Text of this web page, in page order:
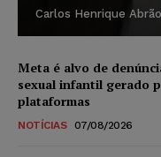
Carlos Henrique Abrão
Meta é alvo de
sexual infantil gerado
plataformas
NOTÍCIAS 07/08/2026